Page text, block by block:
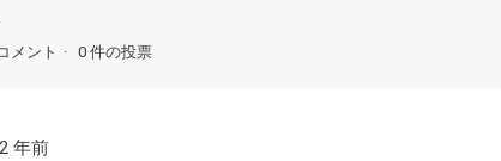
メント 0 件の投票
2 年前